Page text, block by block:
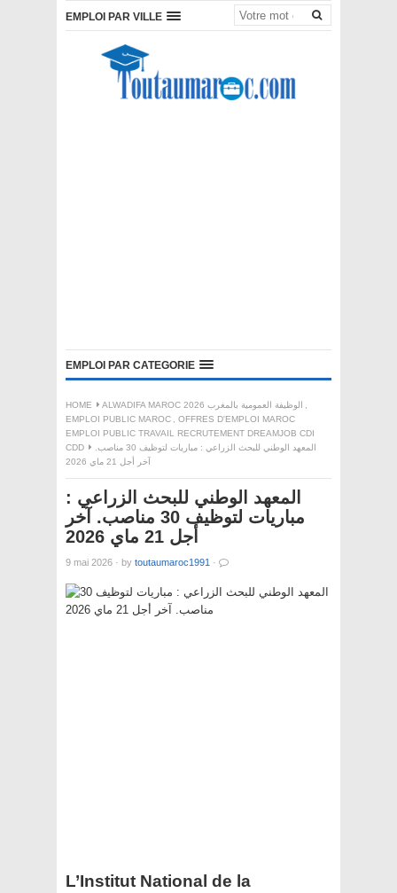
EMPLOI PAR VILLE
EMPLOI PAR CATEGORIE
HOME ALWADIFA MAROC 2026 الوظيفة العمومية بالمغرب
,
EMPLOI PUBLIC MAROC , OFFRES D'EMPLOI MAROC
EMPLOI PUBLIC TRAVAIL RECRUTEMENT DREAMJOB CDI
CDD
المعهد الوطني للبحث الزراعي : مباريات لتوظيف 30 مناصب.
آخر أجل 21 ماي 2026
المعهد الوطني للبحث الزراعي :
مباريات لتوظيف 30 مناصب. آخر
أجل 21 ماي 2026
9 mai 2026 · by toutaumaroc1991 ·
L’Institut National de la